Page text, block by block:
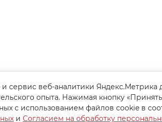
сервис веб-аналитики Яндекс.Метрика
опыта. Нажимая кнопку
с использованием файлов cookie в
и Согласием на обработку